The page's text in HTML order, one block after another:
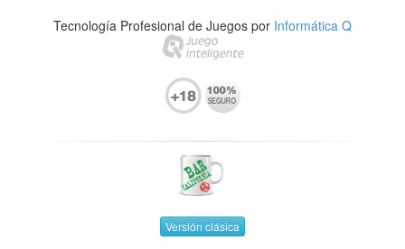
Tecnología Profesional de Juegos por Informática Q
Versión clásica